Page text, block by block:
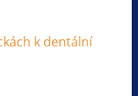
k dentální